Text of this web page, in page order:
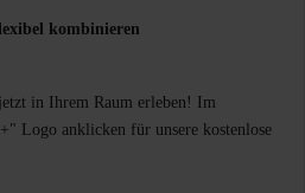
kombinieren
in Ihrem Raum erleben! Im
Logo anklicken für unsere kostenlose